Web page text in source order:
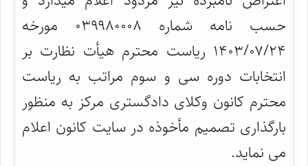
حسب نامه شماره ۰۳۹۹۸۰۰۰۸ مورخه
۱۴۰۳/۰۷/۲۴ ریاست محترم هیأت نظارت بر
انتخابات دوره سی و سوم مراتب به ریاست
محترم کانون وکلای دادگستری مرکز به منظور
بارگذاری تصمیم مأخوذه در سایت کانون اعلام
می نماید.